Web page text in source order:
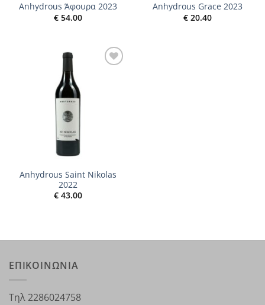
Anhydrous Άφουρα 2023
€54.00
Anhydrous Grace 2023
€20.40
Anhydrous Saint Nikolas
2022
€43.00
ΕΠΙΚΟΙΝΩΝΙΑ
Τηλ 2286024758